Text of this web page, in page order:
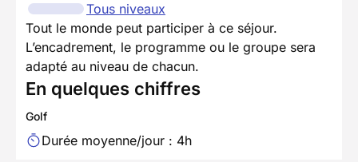
Tous niveaux
Tout le monde peut participer à ce séjour.
L’encadrement, le programme ou le groupe sera
adapté au niveau de chacun.
En quelques chiffres
Golf
Durée moyenne/jour : 4h